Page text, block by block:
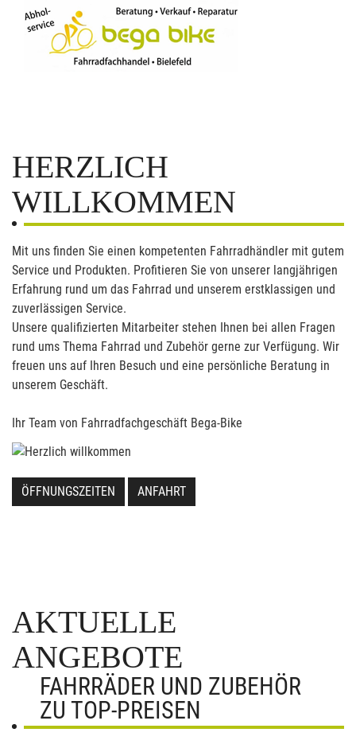
HERZLICH
WILLKOMMEN
Mit uns finden Sie einen kompetenten Fahrradhändler mit gutem
Service und Produkten. Profitieren Sie von unserer langjährigen
Erfahrung rund um das Fahrrad und unserem erstklassigen und
zuverlässigen Service.
Unsere qualifizierten Mitarbeiter stehen Ihnen bei allen Fragen
rund ums Thema Fahrrad und Zubehör gerne zur Verfügung. Wir
freuen uns auf Ihren Besuch und eine persönliche Beratung in
unserem Geschäft.
Ihr Team von Fahrradfachgeschäft Bega-Bike
ÖFFNUNGSZEITEN ANFAHRT
AKTUELLE
ANGEBOTE
FAHRRÄDER UND ZUBEHÖR
ZU TOP-PREISEN